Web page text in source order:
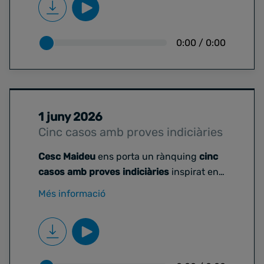
es duran a terme?
0:00 / 0:00
1 juny 2026
Cinc casos amb proves indiciàries
Cesc Maideu ens porta un rànquing cinc
casos amb proves indiciàries inspirat en
proves, que no són concloents ni
definitives, han tingut sentència ferma.
Més informació